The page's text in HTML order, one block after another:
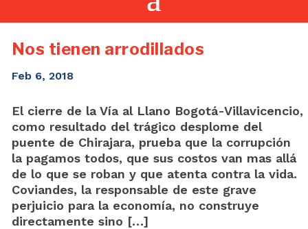
Nos tienen arrodillados
Feb 6, 2018
El cierre de la Vía al Llano Bogotá-Villavicencio,
como resultado del trágico desplome del
puente de Chirajara, prueba que la corrupción
la pagamos todos, que sus costos van mas allá
de lo que se roban y que atenta contra la vida.
Coviandes, la responsable de este grave
perjuicio para la economía, no construye
directamente sino […]